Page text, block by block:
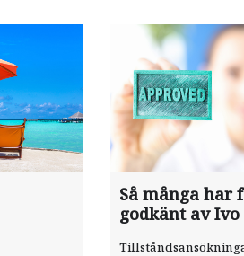
Så många har
godkänt av Ivo